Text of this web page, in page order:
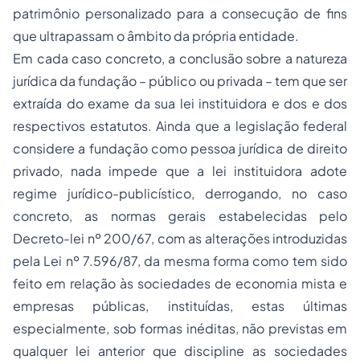
patrimônio personalizado para a consecução de fins
que ultrapassam o âmbito da própria entidade.
Em cada caso concreto, a conclusão sobre a natureza
jurídica da fundação – público ou privada – tem que ser
extraída do exame da sua lei instituidora e dos e dos
respectivos estatutos. Ainda que a legislação federal
considere a fundação como pessoa jurídica de direito
privado, nada impede que a lei instituidora adote
regime jurídico-publicístico, derrogando, no caso
concreto, as normas gerais estabelecidas pelo
Decreto-lei nº 200/67, com as alterações introduzidas
pela Lei nº 7.596/87, da mesma forma como tem sido
feito em relação às sociedades de economia mista e
empresas públicas, instituídas, estas últimas
especialmente, sob formas inéditas, não previstas em
qualquer lei anterior que discipline as sociedades